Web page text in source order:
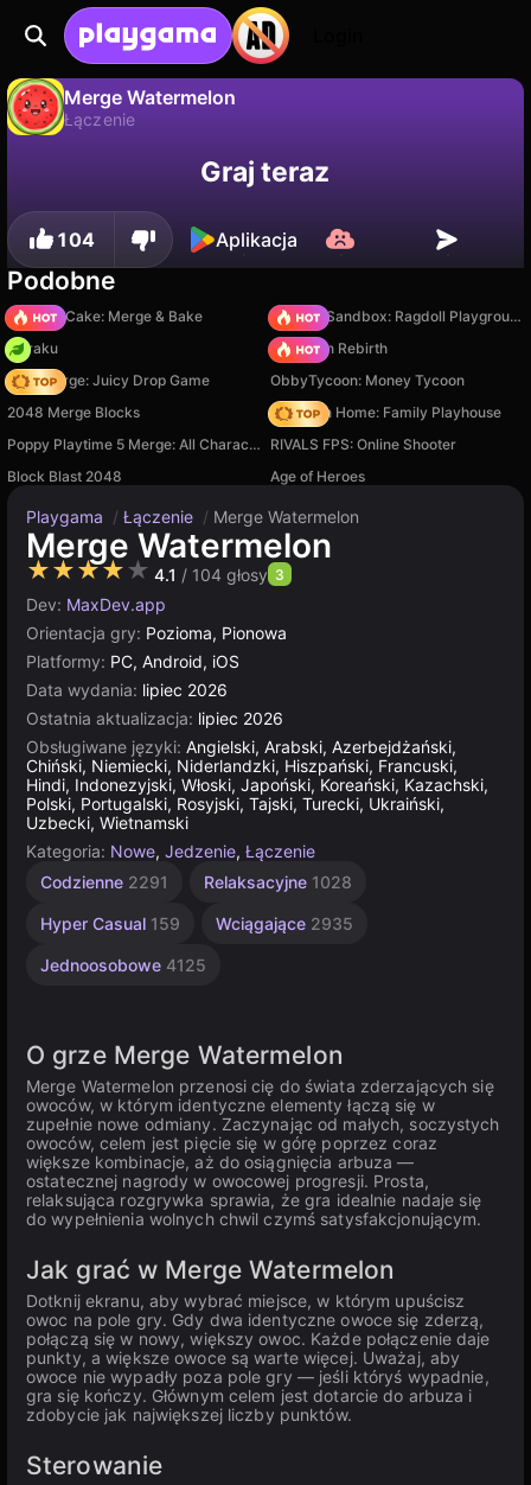
Merge Watermelon
Łączenie
Zapisz postępy! Nie
Graj teraz
104 Aplikacja
Podobne
Piece of Cake: Merge & Bake
Sprunki Sandbox: Ragdoll Playground Mode
Floraku
Stickman Rebirth
Fruit Merge: Juicy Drop Game
ObbyTycoon: Money Tycoon
2048 Merge Blocks
My Town Home: Family Playhouse
Poppy Playtime 5 Merge: All Characters
RIVALS FPS: Online Shooter
Block Blast 2048
Age of Heroes
Playgama / Łączenie / Merge Watermelon
Merge Watermelon
★★★★★ 4.1 / 104 głosy 3
Dev: MaxDev.app
Orientacja gry: Pozioma, Pionowa
Platformy: PC, Android, iOS
Data wydania: lipiec 2026
Ostatnia aktualizacja: lipiec 2026
Obsługiwane języki: Angielski, Arabski, Azerbejdżański,
Chiński, Niemiecki, Niderlandzki, Hiszpański, Francuski,
Hindi, Indonezyjski, Włoski, Japoński, Koreański, Kazachski,
Polski, Portugalski, Rosyjski, Tajski, Turecki, Ukraiński,
Uzbecki, Wietnamski
Kategoria: Nowe, Jedzenie, Łączenie
Codzienne 2291 Relaksacyjne 1028
Hyper Casual 159 Wciągające 2935
Jednoosobowe 4125
O grze Merge Watermelon
Merge Watermelon przenosi cię do świata zderzających się
owoców, w którym identyczne elementy łączą się w
zupełnie nowe odmiany. Zaczynając od małych, soczystych
owoców, celem jest pięcie się w górę poprzez coraz
większe kombinacje, aż do osiągnięcia arbuza —
ostatecznej nagrody w owocowej progresji. Prosta,
relaksująca rozgrywka sprawia, że gra idealnie nadaje się
do wypełnienia wolnych chwil czymś satysfakcjonującym.
Jak grać w Merge Watermelon
Dotknij ekranu, aby wybrać miejsce, w którym upuścisz
owoc na pole gry. Gdy dwa identyczne owoce się zderzą,
połączą się w nowy, większy owoc. Każde połączenie daje
punkty, a większe owoce są warte więcej. Uważaj, aby
owoce nie wypadły poza pole gry — jeśli któryś wypadnie,
gra się kończy. Głównym celem jest dotarcie do arbuza i
zdobycie jak największej liczby punktów.
Sterowanie